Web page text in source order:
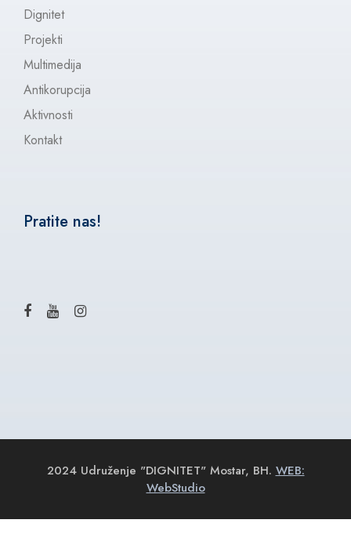
Dignitet
Projekti
Multimedija
Antikorupcija
Aktivnosti
Kontakt
Pratite nas!
2024 Udruženje "DIGNITET" Mostar, BH. WEB:
WebStudio